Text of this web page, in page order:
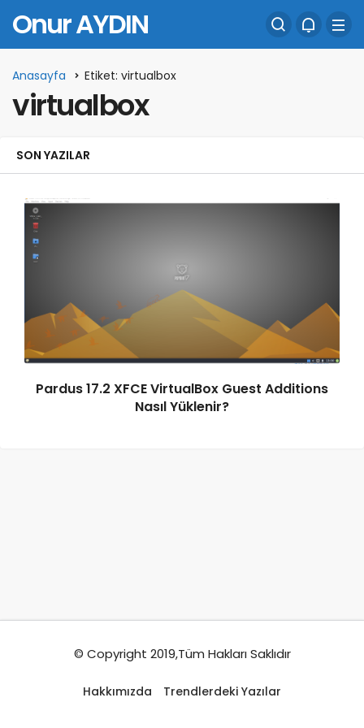
Onur AYDIN
Anasayfa Etiket: virtualbox
virtualbox
SON YAZILAR
Pardus 17.2 XFCE VirtualBox Guest Additions
Nasıl Yüklenir?
© Copyright 2019,Tüm Hakları Saklıdır
Hakkımızda Trendlerdeki Yazılar